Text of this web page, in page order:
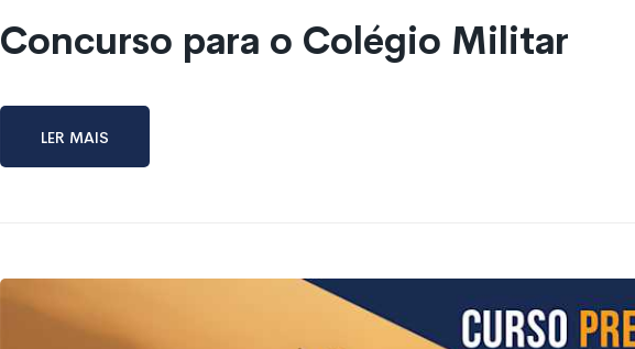
Concurso para o Colégio Militar
Ler mais